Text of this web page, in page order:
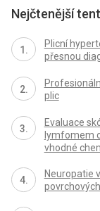
Nejčtenější
Plicní
přesnou
plic
Evaluace
lymfomem
vhodné
Neuropatie